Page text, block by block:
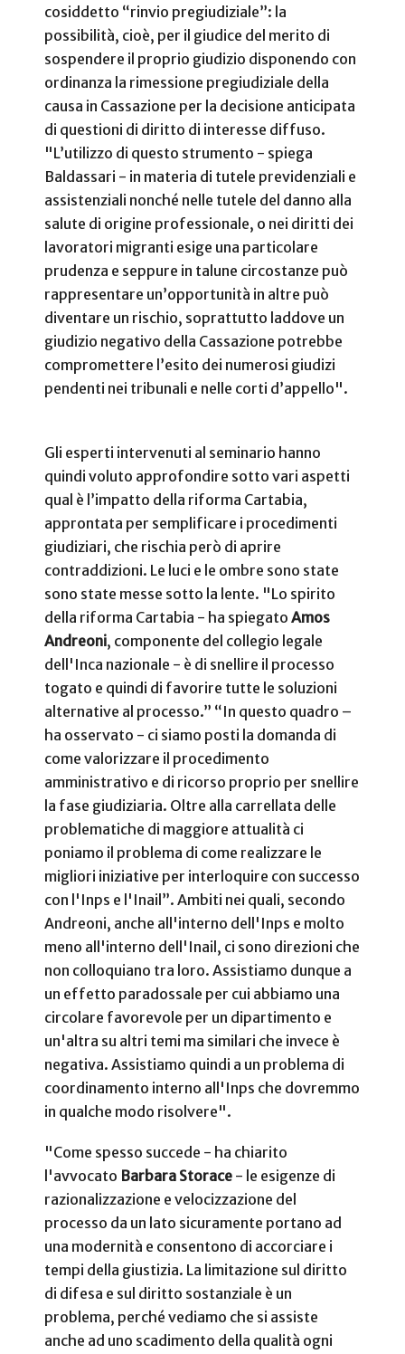
cosiddetto “rinvio pregiudiziale”: la
possibilità, cioè, per il giudice del merito di
sospendere il proprio giudizio disponendo con
ordinanza la rimessione pregiudiziale della
causa in Cassazione per la decisione anticipata
di questioni di diritto di interesse diffuso.
"L’utilizzo di questo strumento - spiega
Baldassari - in materia di tutele previdenziali e
assistenziali nonché nelle tutele del danno alla
salute di origine professionale, o nei diritti dei
lavoratori migranti esige una particolare
prudenza e seppure in talune circostanze può
rappresentare un’opportunità in altre può
diventare un rischio, soprattutto laddove un
giudizio negativo della Cassazione potrebbe
compromettere l’esito dei numerosi giudizi
pendenti nei tribunali e nelle corti d’appello".
Gli esperti intervenuti al seminario hanno
quindi voluto approfondire sotto vari aspetti
qual è l’impatto della riforma Cartabia,
approntata per semplificare i procedimenti
giudiziari, che rischia però di aprire
contraddizioni. Le luci e le ombre sono state
sono state messe sotto la lente. "Lo spirito
della riforma Cartabia - ha spiegato Amos
Andreoni, componente del collegio legale
dell'Inca nazionale - è di snellire il processo
togato e quindi di favorire tutte le soluzioni
alternative al processo.” “In questo quadro –
ha osservato - ci siamo posti la domanda di
come valorizzare il procedimento
amministrativo e di ricorso proprio per snellire
la fase giudiziaria. Oltre alla carrellata delle
problematiche di maggiore attualità ci
poniamo il problema di come realizzare le
migliori iniziative per interloquire con successo
con l'Inps e l'Inail”. Ambiti nei quali, secondo
Andreoni, anche all'interno dell'Inps e molto
meno all'interno dell'Inail, ci sono direzioni che
non colloquiano tra loro. Assistiamo dunque a
un effetto paradossale per cui abbiamo una
circolare favorevole per un dipartimento e
un'altra su altri temi ma similari che invece è
negativa. Assistiamo quindi a un problema di
coordinamento interno all'Inps che dovremmo
in qualche modo risolvere".
"Come spesso succede - ha chiarito
l'avvocato Barbara Storace - le esigenze di
razionalizzazione e velocizzazione del
processo da un lato sicuramente portano ad
una modernità e consentono di accorciare i
tempi della giustizia. La limitazione sul diritto
di difesa e sul diritto sostanziale è un
problema, perché vediamo che si assiste
anche ad uno scadimento della qualità ogni